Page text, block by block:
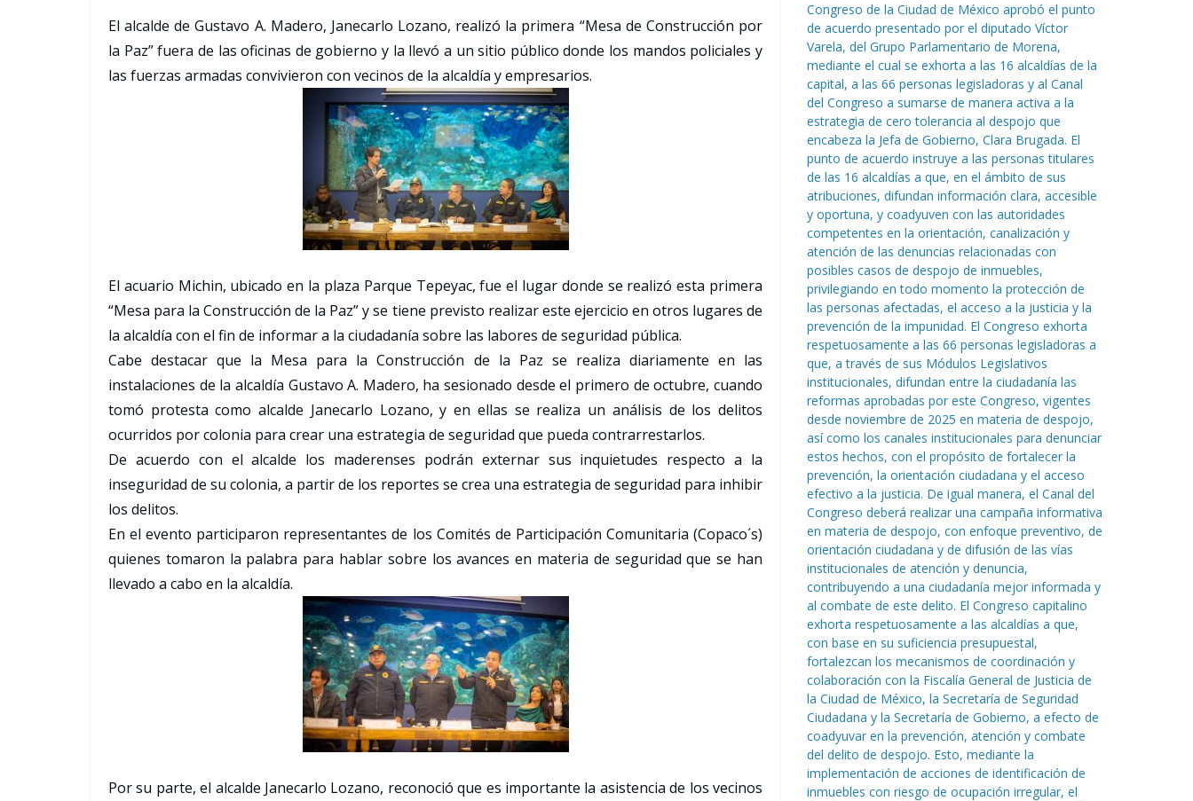
El alcalde de Gustavo A. Madero, Janecarlo Lozano, realizó la primera “Mesa de Construcción por
la Paz” fuera de las oficinas de gobierno y la llevó a un sitio público donde los mandos policiales y
las fuerzas armadas convivieron con vecinos de la alcaldía y empresarios.
El acuario Michin, ubicado en la plaza Parque Tepeyac, fue el lugar donde se realizó esta primera
“Mesa para la Construcción de la Paz” y se tiene previsto realizar este ejercicio en otros lugares de
la alcaldía con el fin de informar a la ciudadanía sobre las labores de seguridad pública.
Cabe destacar que la Mesa para la Construcción de la Paz se realiza diariamente en las
instalaciones de la alcaldía Gustavo A. Madero, ha sesionado desde el primero de octubre, cuando
tomó protesta como alcalde Janecarlo Lozano, y en ellas se realiza un análisis de los delitos
ocurridos por colonia para crear una estrategia de seguridad que pueda contrarrestarlos.
De acuerdo con el alcalde los maderenses podrán externar sus inquietudes respecto a la
inseguridad de su colonia, a partir de los reportes se crea una estrategia de seguridad para inhibir
los delitos.
En el evento participaron representantes de los Comités de Participación Comunitaria (Copaco´s)
quienes tomaron la palabra para hablar sobre los avances en materia de seguridad que se han
llevado a cabo en la alcaldía.
Por su parte, el alcalde Janecarlo Lozano, reconoció que es importante la asistencia de los vecinos
Congreso de la Ciudad de México aprobó el punto
de acuerdo presentado por el diputado Víctor
Varela, del Grupo Parlamentario de Morena,
mediante el cual se exhorta a las 16 alcaldías de la
capital, a las 66 personas legisladoras y al Canal
del Congreso a sumarse de manera activa a la
estrategia de cero tolerancia al despojo que
encabeza la Jefa de Gobierno, Clara Brugada. El
punto de acuerdo instruye a las personas titulares
de las 16 alcaldías a que, en el ámbito de sus
atribuciones, difundan información clara, accesible
y oportuna, y coadyuven con las autoridades
competentes en la orientación, canalización y
atención de las denuncias relacionadas con
posibles casos de despojo de inmuebles,
privilegiando en todo momento la protección de
las personas afectadas, el acceso a la justicia y la
prevención de la impunidad. El Congreso exhorta
respetuosamente a las 66 personas legisladoras a
que, a través de sus Módulos Legislativos
institucionales, difundan entre la ciudadanía las
reformas aprobadas por este Congreso, vigentes
desde noviembre de 2025 en materia de despojo,
así como los canales institucionales para denunciar
estos hechos, con el propósito de fortalecer la
prevención, la orientación ciudadana y el acceso
efectivo a la justicia. De igual manera, el Canal del
Congreso deberá realizar una campaña informativa
en materia de despojo, con enfoque preventivo, de
orientación ciudadana y de difusión de las vías
institucionales de atención y denuncia,
contribuyendo a una ciudadanía mejor informada y
al combate de este delito. El Congreso capitalino
exhorta respetuosamente a las alcaldías a que,
con base en su suficiencia presupuestal,
fortalezcan los mecanismos de coordinación y
colaboración con la Fiscalía General de Justicia de
la Ciudad de México, la Secretaría de Seguridad
Ciudadana y la Secretaría de Gobierno, a efecto de
coadyuvar en la prevención, atención y combate
del delito de despojo. Esto, mediante la
implementación de acciones de identificación de
inmuebles con riesgo de ocupación irregular, el